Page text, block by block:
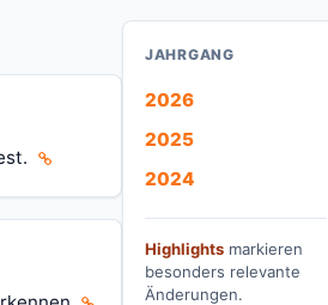
JAHRGANG
2026
2025
2024
Highlights markieren
besonders relevante
Änderungen.